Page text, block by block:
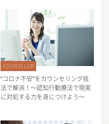
COUNSELOR
“コロナ不安”をカウンセリング技
法で解消！～認知行動療法で現実
に対処する力を身につけよう～